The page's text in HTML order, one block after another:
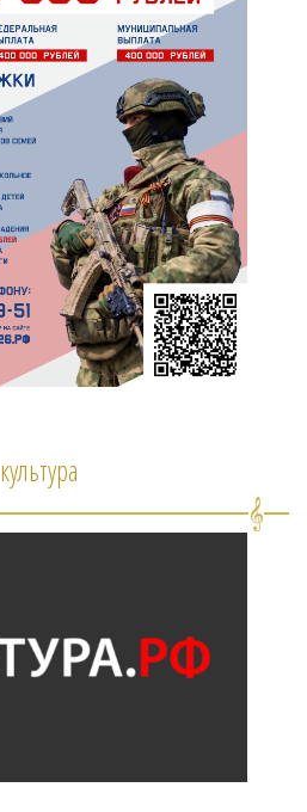
культура